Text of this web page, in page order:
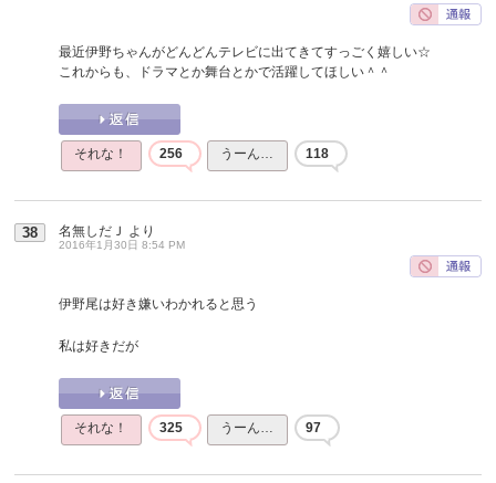
最近伊野ちゃんがどんどんテレビに出てきてすっごく嬉しい☆
これからも、ドラマとか舞台とかで活躍してほしい＾＾
それな！ 256 うーん… 118
38 名無しだＪ より
2016年1月30日 8:54 PM
伊野尾は好き嫌いわかれると思う
私は好きだが
それな！ 325 うーん… 97